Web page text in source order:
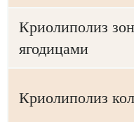
Криолиполиз
ягодицами
Криолиполиз